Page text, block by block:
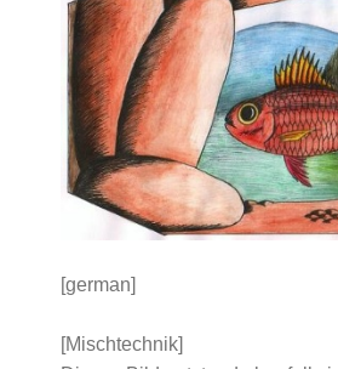
[german]
[Mischtechnik]